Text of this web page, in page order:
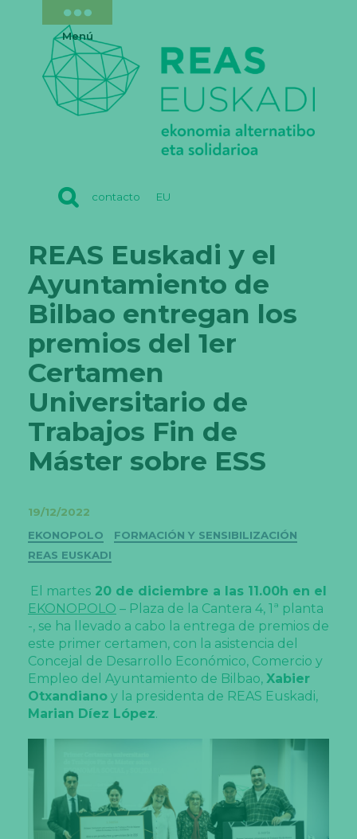
contacto EU
Menú
REAS Euskadi y el
Ayuntamiento de
Bilbao entregan los
premios del 1er
Certamen
Universitario de
Trabajos Fin de
Máster sobre ESS
19/12/2022
Categorías
EKONOPOLO
FORMACIÓN Y SENSIBILIZACIÓN
REAS EUSKADI
El martes20 de diciembre a las 11.00h en el
EKONOPOLO – Plaza de la Cantera 4, 1ª planta
-, se ha llevado a cabo la entrega de premios de
este primer certamen, con la asistencia del
Concejal de Desarrollo Económico, Comercio y
Empleo del Ayuntamiento de Bilbao, Xabier
Otxandianoy la presidenta de REAS Euskadi,
Marian Díez López.